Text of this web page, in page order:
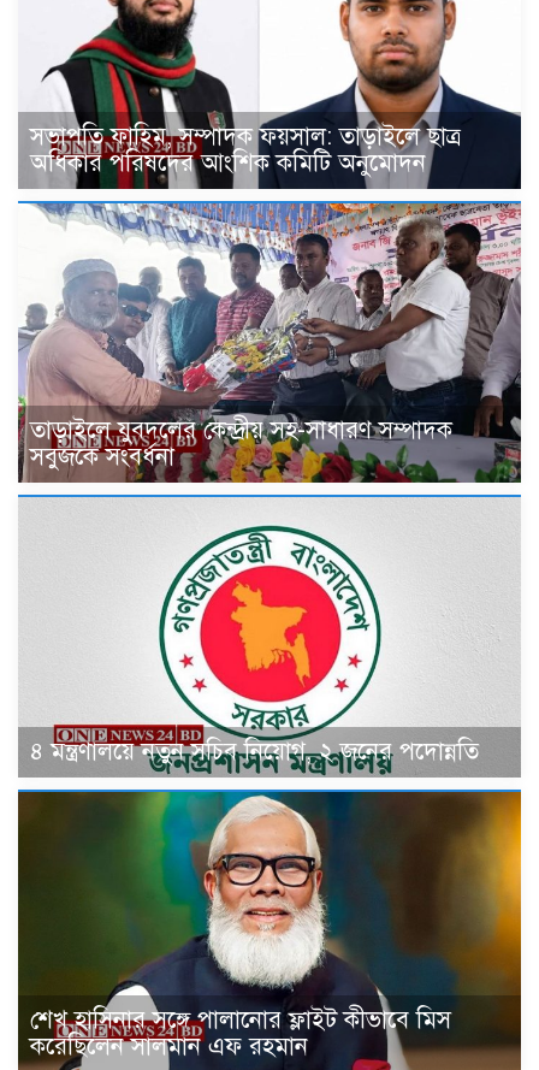
সভাপতি ফাহিম, সম্পাদক ফয়সাল: তাড়াইলে ছাত্র
অধিকার পরিষদের আংশিক কমিটি অনুমোদন
তাড়াইলে যুবদলের কেন্দ্রীয় সহ-সাধারণ সম্পাদক
সবুজকে সংবর্ধনা
৪ মন্ত্রণালয়ে নতুন সচিব নিয়োগ, ২ জনের পদোন্নতি
শেখ হাসিনার সঙ্গে পালানোর ফ্লাইট কীভাবে মিস
করেছিলেন সালমান এফ রহমান